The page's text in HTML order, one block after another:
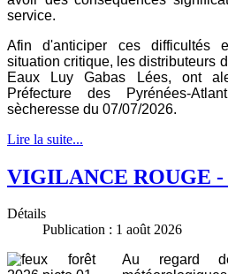
service.
Afin d'anticiper ces difficultés
situation critique, les distributeurs
Eaux Luy Gabas Lées, ont
Préfecture des Pyrénées-
sècheresse du 07/07/2026.
Lire la suite...
VIGILANCE ROUGE -
Détails
Publication : 1 août 2026
Au regard